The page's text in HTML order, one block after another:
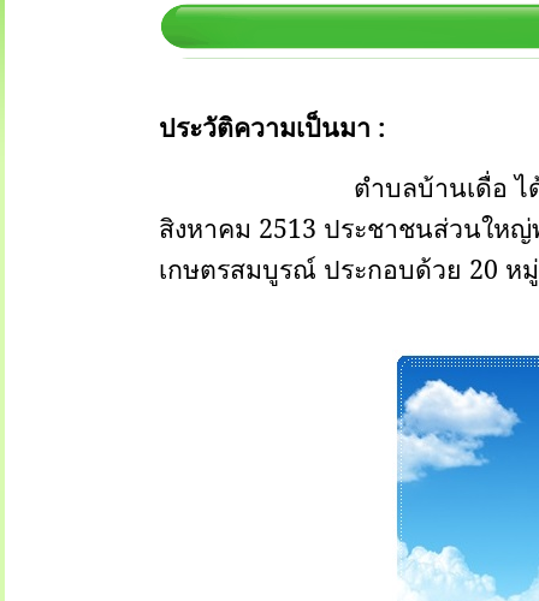
ประวัติความเป็นมา :
ตำบลบ้านเดื่อ ได้รับประก
สิงหาคม 2513 ประชาชนส่วนให
เกษตรสมบูรณ์ ประกอบด้วย 20 ห